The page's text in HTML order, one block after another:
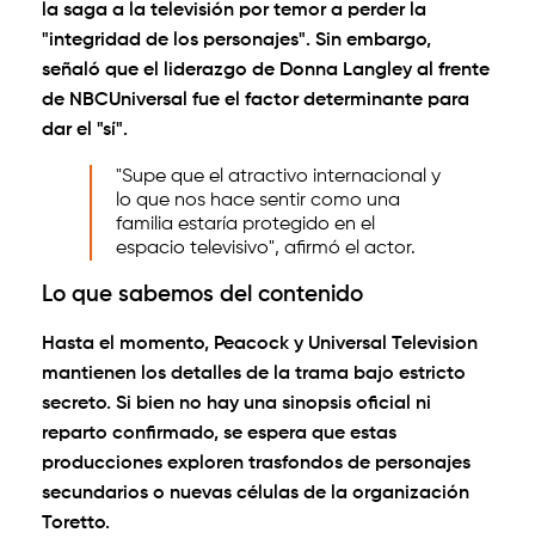
la saga a la televisión por temor a perder la
"integridad de los personajes". Sin embargo,
señaló que el liderazgo de Donna Langley al frente
de NBCUniversal fue el factor determinante para
dar el "sí".
"Supe que el atractivo internacional y
lo que nos hace sentir como una
familia estaría protegido en el
espacio televisivo", afirmó el actor.
Lo que sabemos del contenido
Hasta el momento, Peacock y Universal Television
mantienen los detalles de la trama bajo estricto
secreto. Si bien no hay una sinopsis oficial ni
reparto confirmado, se espera que estas
producciones exploren trasfondos de personajes
secundarios o nuevas células de la organización
Toretto.